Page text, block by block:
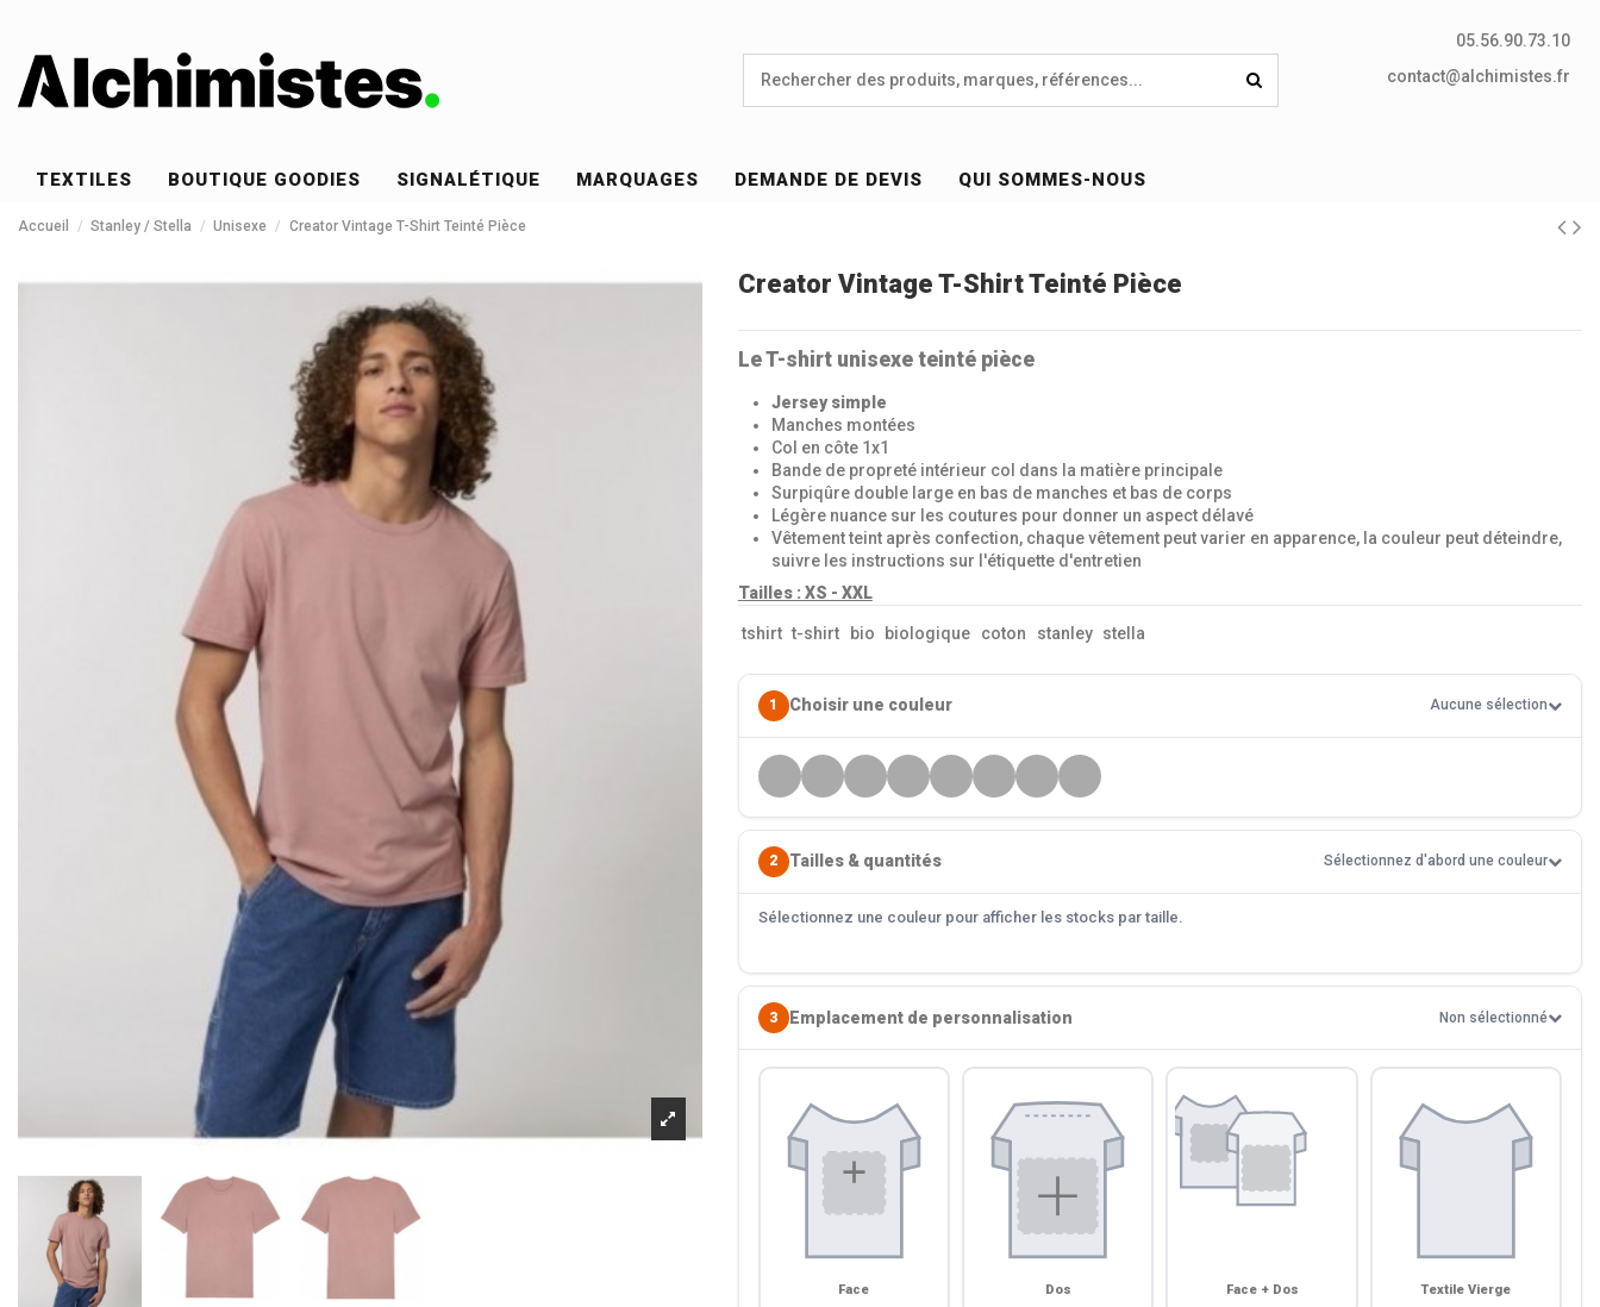
05.56.90.73.10
contact@alchimistes.fr
TEXTILES BOUTIQUE GOODIES SIGNALÉTIQUE MARQUAGES DEMANDE DE DEVIS QUI SOMMES-NOUS
Accueil Stanley / Stella Unisexe Creator Vintage T-Shirt Teinté Pièce
Creator Vintage T-Shirt Teinté Pièce
Le T-shirt unisexe teinté pièce
Jersey simple
Manches montées
Col en côte 1x1
Bande de propreté intérieur col dans la matière principale
Surpiqûre double large en bas de manches et bas de corps
Légère nuance sur les coutures pour donner un aspect délavé
Vêtement teint après confection, chaque vêtement peut varier en apparence, la couleur peut déteindre,
suivre les instructions sur l'étiquette d'entretien
Tailles : XS - XXL
tshirt t-shirt bio biologique coton stanley stella
1 Choisir une couleur Aucune sélection
2 Tailles & quantités Sélectionnez d'abord une couleur
Sélectionnez une couleur pour afficher les stocks par taille.
3 Emplacement de personnalisation Non sélectionné
Face Dos Face + Dos Textile Vierge